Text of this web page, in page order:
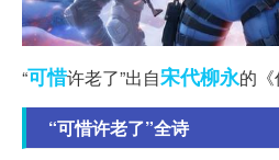
“可惜许老了”出自宋代柳永的《
“可惜许老了”全诗